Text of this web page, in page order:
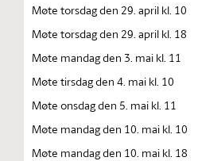
Møte torsdag den 29. april kl. 10
Møte torsdag den 29. april kl. 18
Møte mandag den 3. mai kl. 11
Møte tirsdag den 4. mai kl. 10
Møte onsdag den 5. mai kl. 11
Møte mandag den 10. mai kl. 10
Møte mandag den 10. mai kl. 18